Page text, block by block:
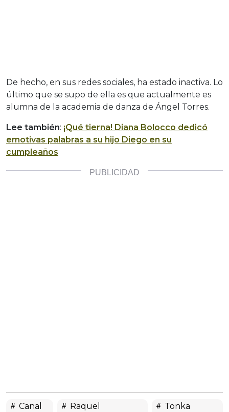
De hecho, en sus redes sociales, ha estado inactiva. Lo
último que se supo de ella es que actualmente es
alumna de la academia de danza de Ángel Torres.
Lee también: ¡Qué tierna! Diana Bolocco dedicó
emotivas palabras a su hijo Diego en su
cumpleaños
Canal
Raquel
Tonka